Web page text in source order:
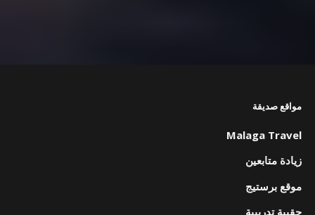
مواقع صديقة
Malaga Travel
زيادة متابعين
موقع برستيج
حقيبة تدريبية